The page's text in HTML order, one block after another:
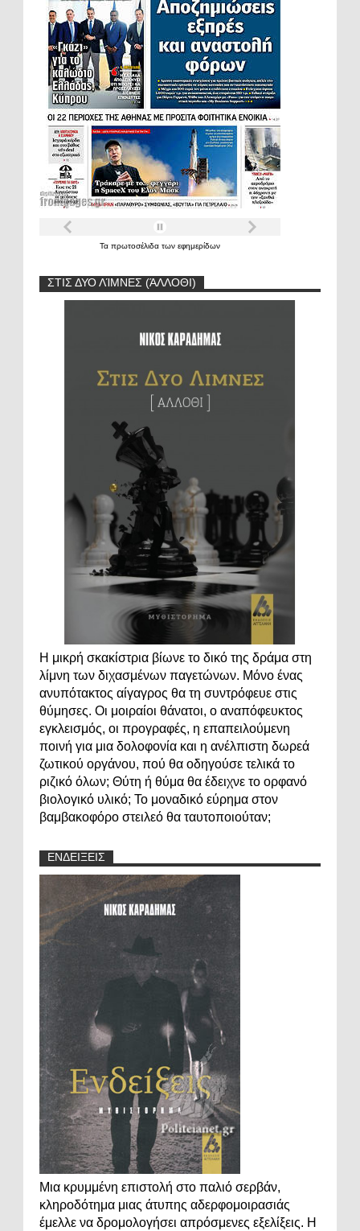
Τα πρωτοσέλιδα των εφημερίδων
ΣΤΙΣ ΔΥΟ ΛΊΜΝΕΣ (ΆΛΛΟΘΙ)
Η μικρή σκακίστρια βίωνε το δικό της δράμα στη
λίμνη των διχασμένων παγετώνων. Μόνο ένας
ανυπότακτος αίγαγρος θα τη συντρόφευε στις
θύμησες. Οι μοιραίοι θάνατοι, ο αναπόφευκτος
εγκλεισμός, οι προγραφές, η επαπειλούμενη
ποινή για μια δολοφονία και η ανέλπιστη δωρεά
ζωτικού οργάνου, πού θα οδηγούσε τελικά το
ριζικό όλων; Θύτη ή θύμα θα έδειχνε το ορφανό
βιολογικό υλικό; Το μοναδικό εύρημα στον
βαμβακοφόρο στειλεό θα ταυτοποιούταν;
ΕΝΔΕΙΞΕΙΣ
Μια κρυμμένη επιστολή στο παλιό σερβάν,
κληροδότημα μιας άτυπης αδερφομοιρασιάς
έμελλε να δρομολογήσει απρόσμενες εξελίξεις. Η